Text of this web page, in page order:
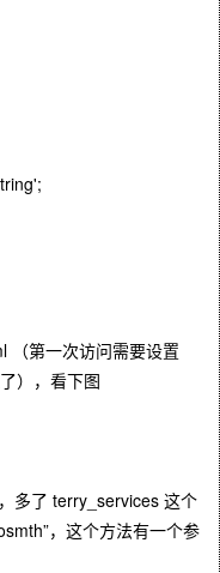
（第一次访问需要设置
），看下图
多了 terry_services 这个
，这个方法有一个参